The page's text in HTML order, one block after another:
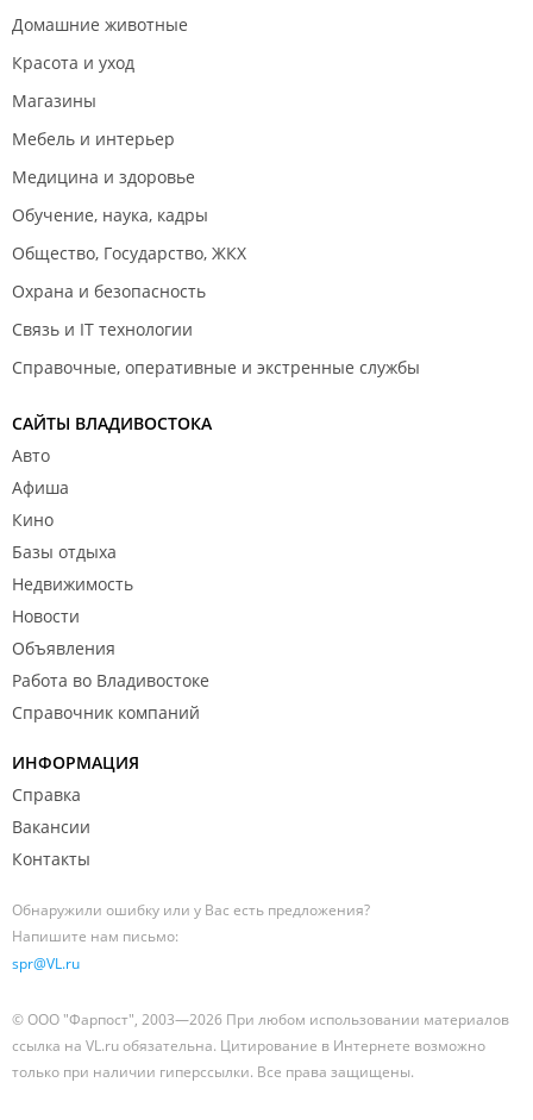
Домашние животные
Красота и уход
Магазины
Мебель и интерьер
Медицина и здоровье
Обучение, наука, кадры
Общество, Государство, ЖКХ
Охрана и безопасность
Связь и IT технологии
Справочные, оперативные и экстренные службы
САЙТЫ ВЛАДИВОСТОКА
Авто
Афиша
Кино
Базы отдыха
Недвижимость
Новости
Объявления
Работа во Владивостоке
Справочник компаний
ИНФОРМАЦИЯ
Справка
Вакансии
Контакты
Обнаружили ошибку или у Вас есть предложения?
Напишите нам письмо:
spr@VL.ru
© ООО "Фарпост", 2003—2026 При любом использовании материалов
ссылка на VL.ru обязательна. Цитирование в Интернете возможно
только при наличии гиперссылки. Все права защищены.